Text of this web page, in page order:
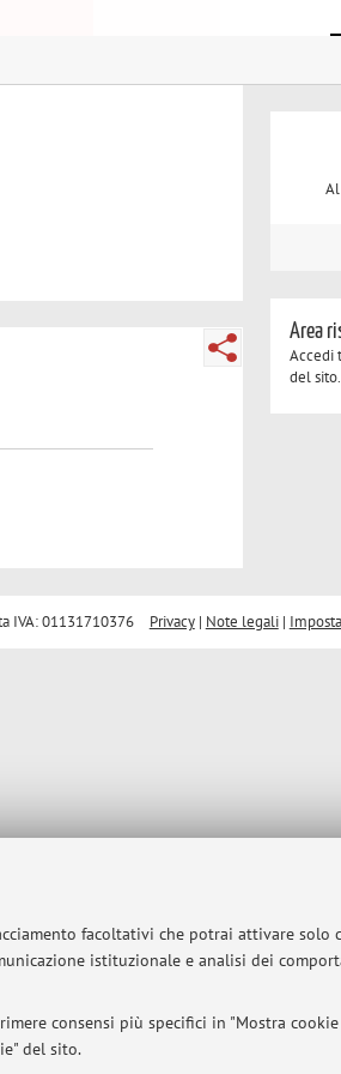
facoltativi che potrai attivare solo
istituzionale e analisi dei
consensi più specifici in "Mostra
del sito.
Area
Accedi
del sito.
IVA: 01131710376 Privacy| Note legali|